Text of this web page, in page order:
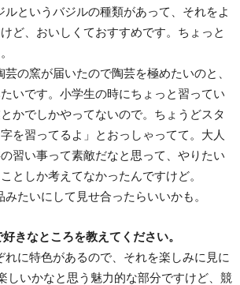
ルというバジルの種類があって、それをよ
ど、おいしくておすすめです。ちょっと
芸の窯が届いたので陶芸を極めたいのと、
いです。小学生の時にちょっと習ってい
かでしかやってないので。ちょうどスタ
を習ってるよ」とおっしゃってて。大人
習い事って素敵だなと思って、やりたい
としか考えてなかったんですけど。
たいにして見せ合ったらいいかも。
きなところを教えてください。
れに特色があるので、それを楽しみに見に
しいかなと思う魅力的な部分ですけど、競